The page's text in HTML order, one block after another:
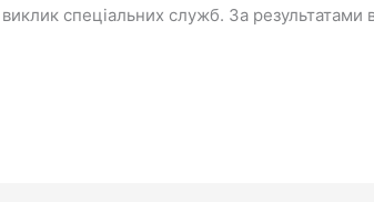
спеціальних служб. За результатами